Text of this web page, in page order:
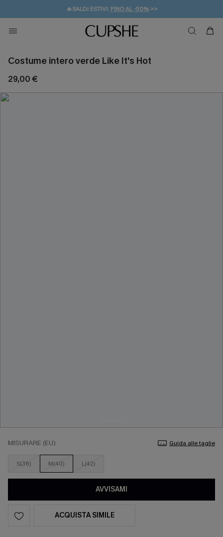
🔥SALDI ESTIVI: FINO AL -50%>>
🚚SPEDIZIONE GRATUITA DA 49€
💌REGALO PER I NUOVI: 20% DI SCONTO*
Costume intero verde Like It's Hot
29,00 €
MISURARE (EU) Guida alle taglie
S(38) M(40) L(42)
AVVISAMI
ACQUISTA SIMILE